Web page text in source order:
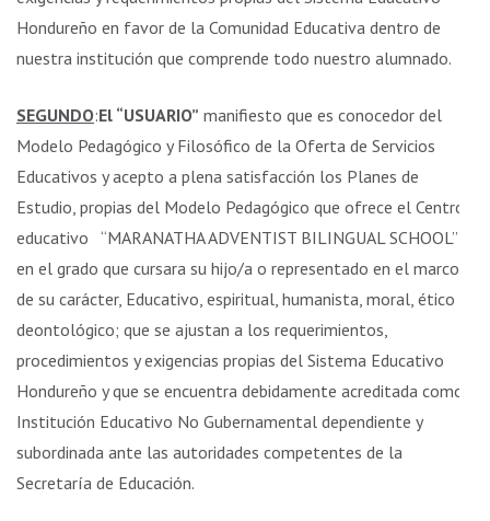
Hondureño en favor de la Comunidad Educativa dentro de
nuestra institución que comprende todo nuestro alumnado.
SEGUNDO:El “USUARIO” manifiesto que es conocedor del
Modelo Pedagógico y Filosófico de la Oferta de Servicios
Educativos y acepto a plena satisfacción los Planes de
Estudio, propias del Modelo Pedagógico que ofrece el Centro
educativo “MARANATHA ADVENTIST BILINGUAL SCHOOL”
en el grado que cursara su hijo/a o representado en el marco
de su carácter, Educativo, espiritual, humanista, moral, ético y
deontológico; que se ajustan a los requerimientos,
procedimientos y exigencias propias del Sistema Educativo
Hondureño y que se encuentra debidamente acreditada como
Institución Educativo No Gubernamental dependiente y
subordinada ante las autoridades competentes de la
Secretaría de Educación.